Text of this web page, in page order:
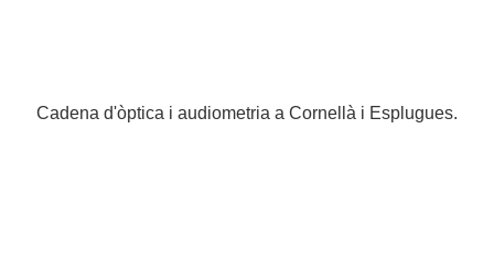
Cadena d'òptica i audiometria a Cornellà i Esplugues.